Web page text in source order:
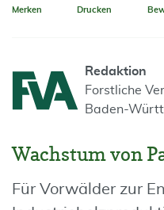
Merken Drucken
Redaktion
Forstliche
Baden-
Wachstum von
Für Vorwälder zur